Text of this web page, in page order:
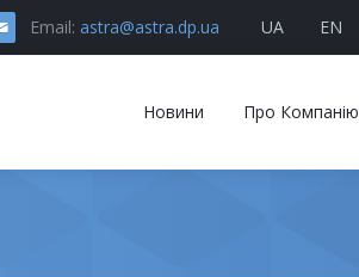
Email: astra@astra.dp.ua UA EN
Новини Про Компанію